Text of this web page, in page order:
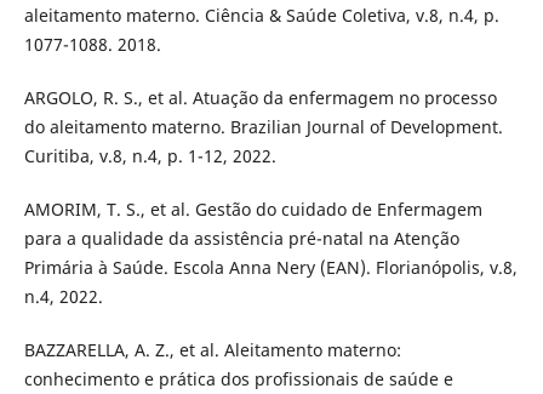
aleitamento materno. Ciência & Saúde Coletiva, v.8, n.4, p.
1077-1088. 2018.
ARGOLO, R. S., et al. Atuação da enfermagem no processo
do aleitamento materno. Brazilian Journal of Development.
Curitiba, v.8, n.4, p. 1-12, 2022.
AMORIM, T. S., et al. Gestão do cuidado de Enfermagem
para a qualidade da assistência pré-natal na Atenção
Primária à Saúde. Escola Anna Nery (EAN). Florianópolis, v.8,
n.4, 2022.
BAZZARELLA, A. Z., et al. Aleitamento materno:
conhecimento e prática dos profissionais de saúde e